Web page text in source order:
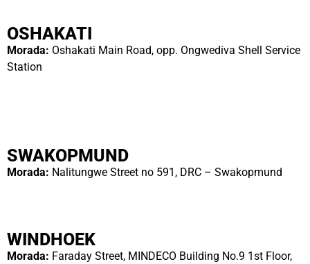
OSHAKATI
Morada: Oshakati Main Road, opp. Ongwediva Shell Service
Station
SWAKOPMUND
Morada: Nalitungwe Street no 591, DRC – Swakopmund
WINDHOEK
Morada: Faraday Street, MINDECO Building No.9 1st Floor,